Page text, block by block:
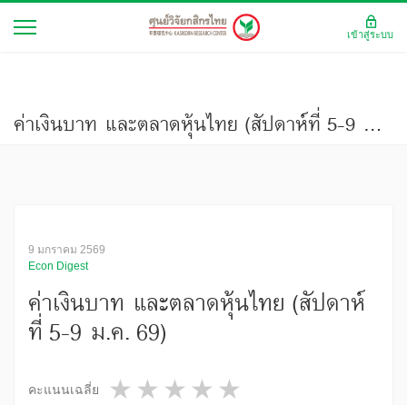
ค่าเงินบาท และตลาดหุ้นไทย (สัปดาห์ที่ 5-9 ม.ค. 69)
9 มกราคม 2569
Econ Digest
ค่าเงินบาท และตลาดหุ้นไทย (สัปดาห์
ที่ 5-9 ม.ค. 69)
คะแนนเฉลี่ย 4 stars
3 stars
2 stars
1 star
เข้าสู่ระบบ